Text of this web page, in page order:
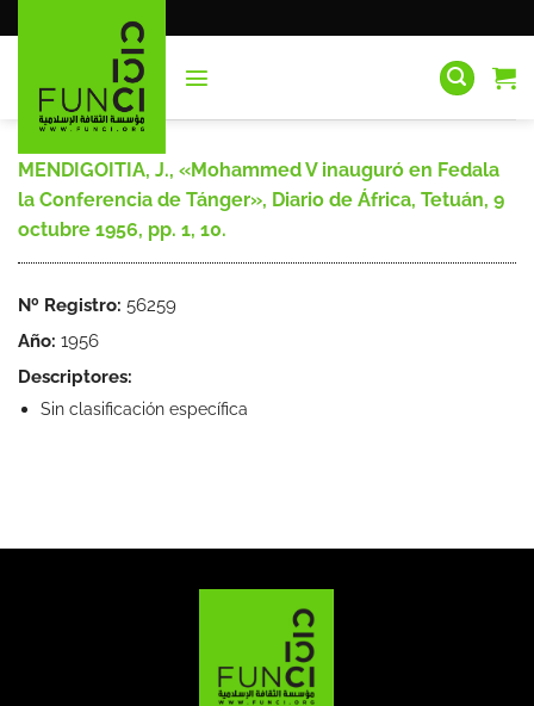
al
MENDIGOITIA, J., «Mohammed V inauguró en Fedala
la Conferencia de Tánger», Diario de África, Tetuán, 9
octubre 1956, pp. 1, 10.
Nº Registro: 56259
Año: 1956
Descriptores:
Sin clasificación específica